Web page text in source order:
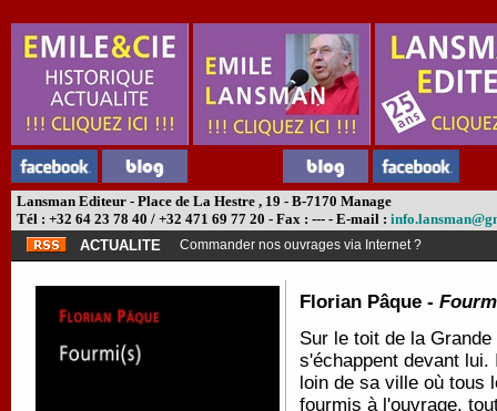
Lansman Editeur - Place de La Hestre , 19 - B-7170 Manage
Tél : +32 64 23 78 40 / +32 471 69 77 20 - Fax : --- - E-mail :
ACTUALITE
Commander nos ouvrages via Internet ?
Florian Pâque -
Sur le toit de la
s'échappent devant
loin de sa ville où tous
fourmis à l'ouvrage,